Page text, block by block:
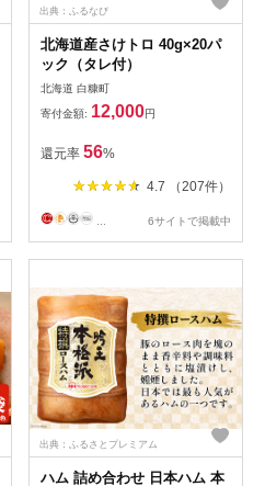
出典：ふるなび
北海道産さけトロ 40g×20パ
ック（タレ付）
北海道 白糠町
寄付金額: 12,000円
還元率 56%
4.7 （207件）
6サイトで掲載中
出典：ふるさとプレミアム
ハム 詰め合わせ 日本ハム 本